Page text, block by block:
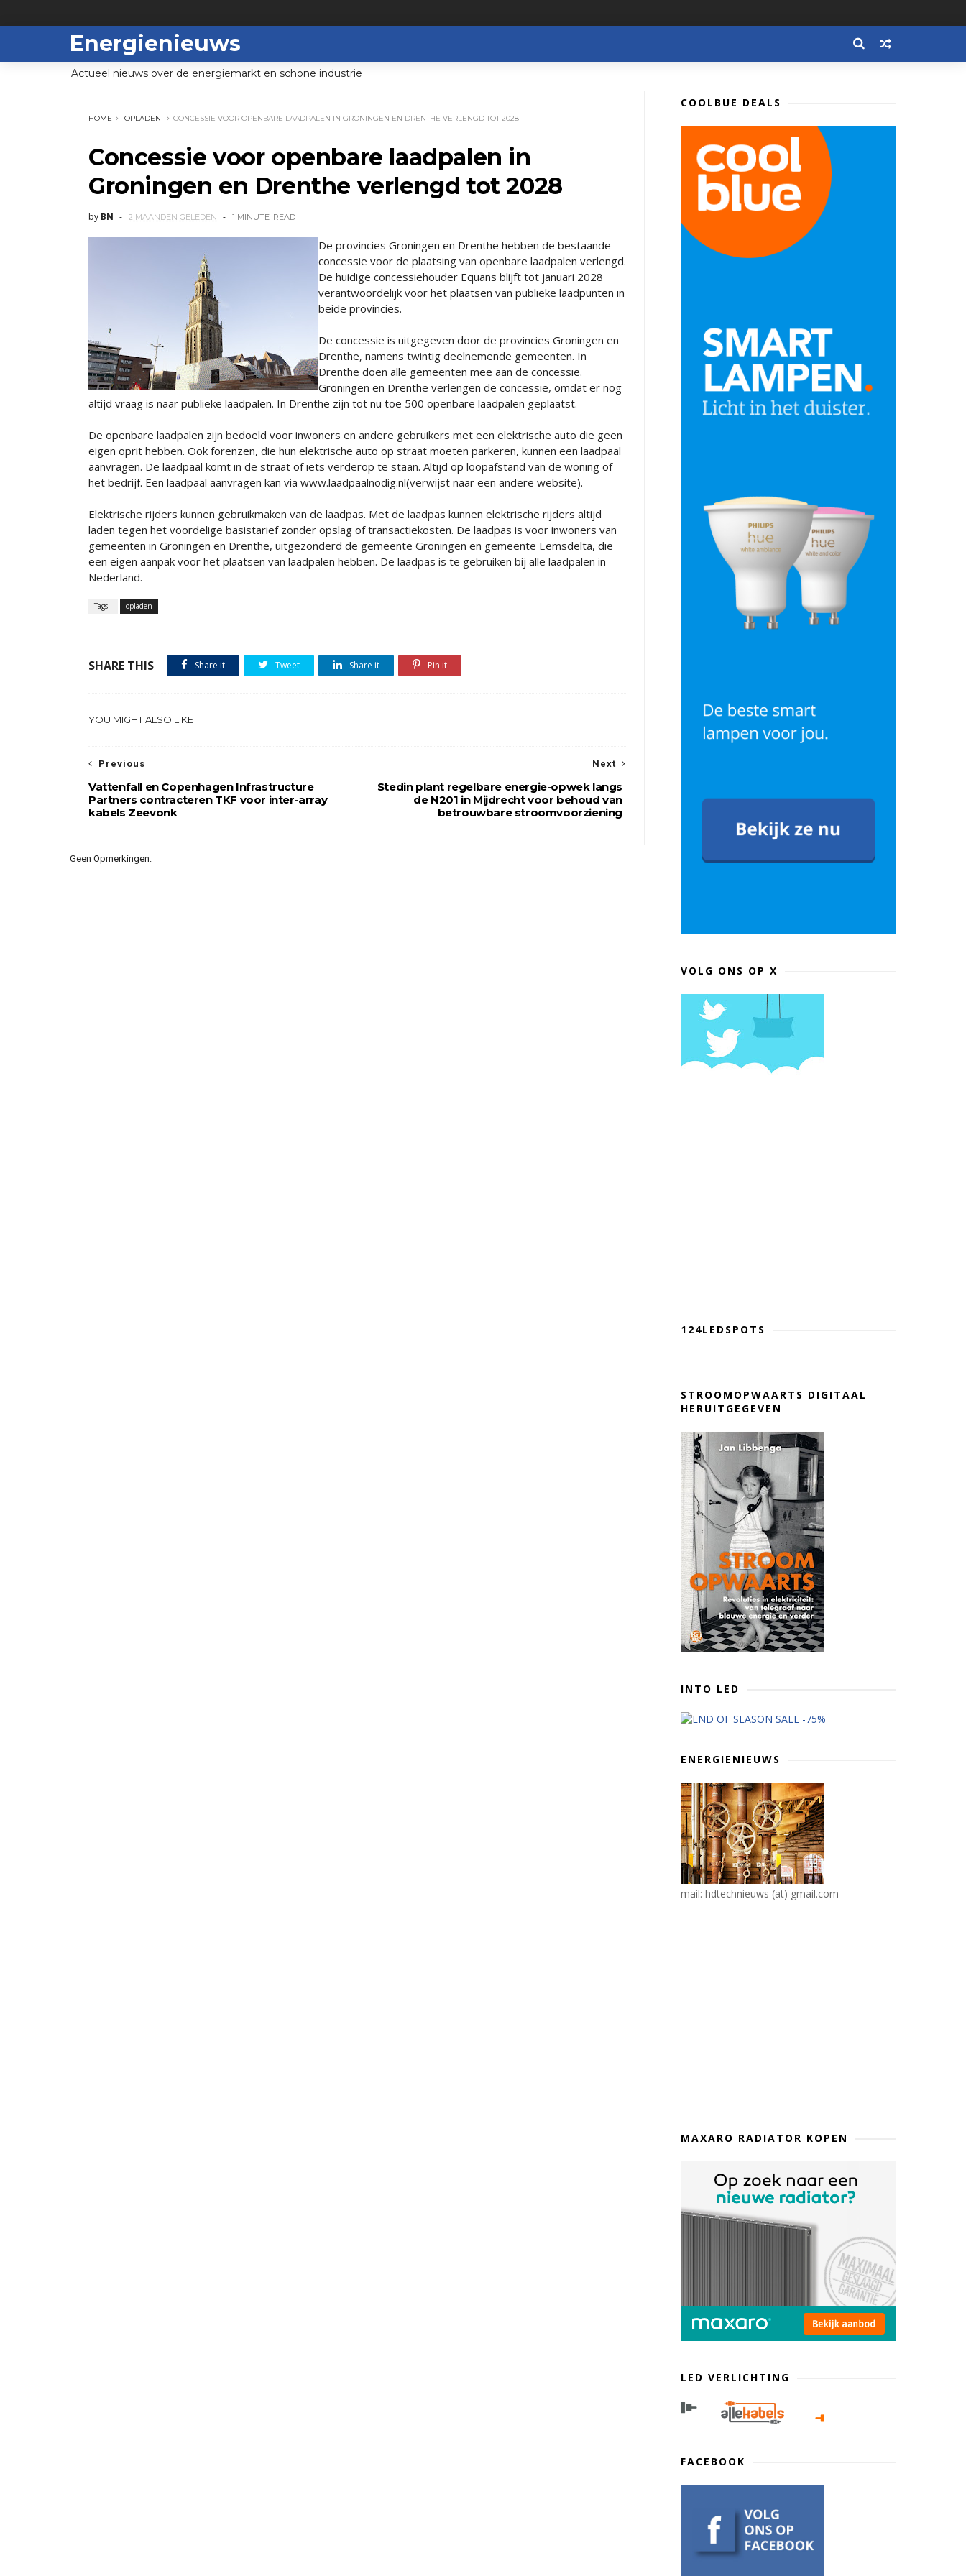
Energienieuws
Actueel nieuws over de energiemarkt en schone industrie
HOME OPLADEN CONCESSIE VOOR OPENBARE LAADPALEN IN GRONINGEN EN DRENTHE VERLENGD TOT 2028
Concessie voor openbare laadpalen in
Groningen en Drenthe verlengd tot 2028
by BN 2 MAANDEN GELEDEN 1 MINUTE READ
De provincies Groningen en Drenthe hebben de bestaande
concessie voor de plaatsing van openbare laadpalen verlengd.
De huidige concessiehouder Equans blijft tot januari 2028
verantwoordelijk voor het plaatsen van publieke laadpunten in
beide provincies.
De concessie is uitgegeven door de provincies Groningen en
Drenthe, namens twintig deelnemende gemeenten. In
Drenthe doen alle gemeenten mee aan de concessie.
Groningen en Drenthe verlengen de concessie, omdat er nog
altijd vraag is naar publieke laadpalen. In Drenthe zijn tot nu toe 500 openbare laadpalen geplaatst.
De openbare laadpalen zijn bedoeld voor inwoners en andere gebruikers met een elektrische auto die geen
eigen oprit hebben. Ook forenzen, die hun elektrische auto op straat moeten parkeren, kunnen een laadpaal
aanvragen. De laadpaal komt in de straat of iets verderop te staan. Altijd op loopafstand van de woning of
het bedrijf. Een laadpaal aanvragen kan via www.laadpaalnodig.nl(verwijst naar een andere website).
Elektrische rijders kunnen gebruikmaken van de laadpas. Met de laadpas kunnen elektrische rijders altijd
laden tegen het voordelige basistarief zonder opslag of transactiekosten. De laadpas is voor inwoners van
gemeenten in Groningen en Drenthe, uitgezonderd de gemeente Groningen en gemeente Eemsdelta, die
een eigen aanpak voor het plaatsen van laadpalen hebben. De laadpas is te gebruiken bij alle laadpalen in
Nederland.
Tags : opladen
SHARE THIS Share it Tweet Share it Pin it
YOU MIGHT ALSO LIKE
Next
Stedin plant regelbare energie-opwek langs
de N201 in Mijdrecht voor behoud van
betrouwbare stroomvoorziening
Previous
Vattenfall en Copenhagen Infrastructure
Partners contracteren TKF voor inter-array
kabels Zeevonk
Geen Opmerkingen:
COOLBUE DEALS
VOLG ONS OP X
124LEDSPOTS
STROOMOPWAARTS DIGITAAL
HERUITGEGEVEN
INTO LED
ENERGIENIEUWS
mail: hdtechnieuws (at) gmail.com
MAXARO RADIATOR KOPEN
LED VERLICHTING
FACEBOOK